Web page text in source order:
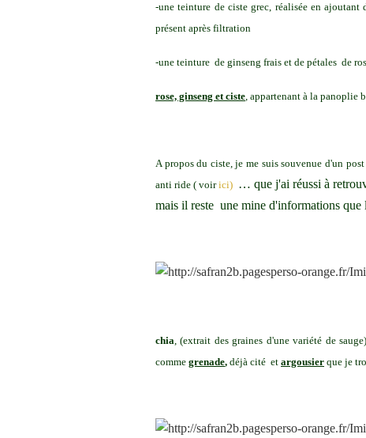
-une teinture de ciste grec, réalisée en
présent après filtration
-une teinture de ginseng frais et de pétales de
rose, ginseng et ciste, appartenant à la panoplie
A propos du ciste, je me suis souvenue d'un
anti ride ( voirici) … que j'ai réussi à
mais il reste une mine d'informations que
chia, (extrait des graines d'une variété de
comme grenade, déjà cité et argousier que je